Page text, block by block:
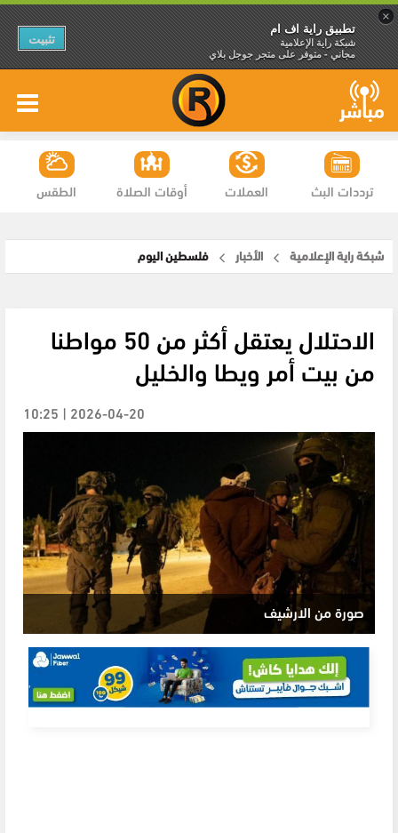
×
تطبيق راية اف ام
شبكة راية الإعلامية
مجاني - متوفر على متجر جوجل بلاي
تثبيت
الطقس أوقات الصلاة العملات ترددات البث
شبكة راية الإعلامية الأخبار فلسطين اليوم
الاحتلال يعتقل أكثر من 50 مواطنا
من بيت أمر ويطا والخليل
2026-04-20 | 10:25
صورة من الارشيف